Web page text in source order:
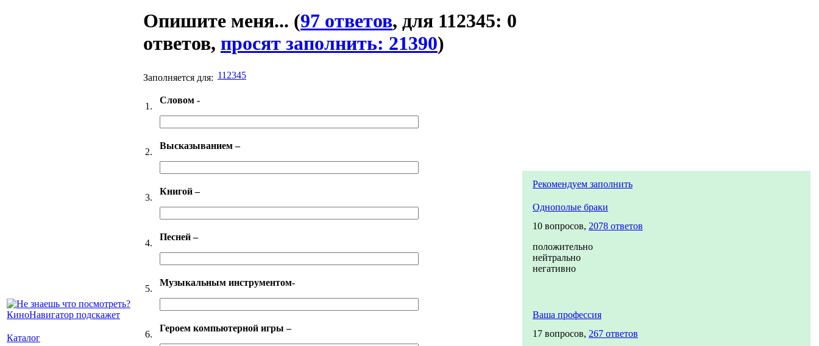
Каталог
Опишите меня... (97 ответов, для 112345: 0
ответов, просят заполнить: 21390)
Заполняется для: 112345
1.
Словом -
2.
Высказыванием –
3.
Книгой –
4.
Песней –
5.
Музыкальным инструментом-
6.
Героем компьютерной игры –
Рекомендуем заполнить
Однополые браки
10 вопросов, 2078 ответов
положительно
нейтрально
негативно
Ваша профессия
17 вопросов, 267 ответов